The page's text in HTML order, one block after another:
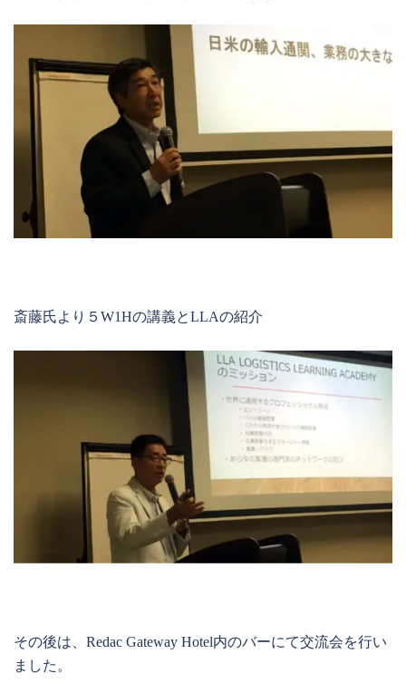
斎藤氏より５W1Hの講義とLLAの紹介
その後は、Redac Gateway Hotel内のバーにて交流会を行い
ました。